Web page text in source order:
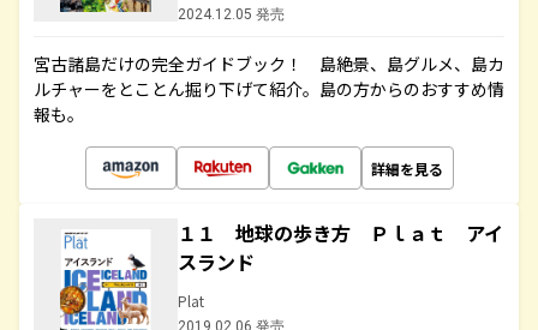
2024.12.05 発売
宮古諸島だけの完全ガイドブック！ 島絶景、島グルメ、島カ
ルチャーをとことん掘り下げて紹介。島の方からのおすすめ情
報も。
詳細を見る
１１ 地球の歩き方 Ｐｌａｔ アイ
スランド
Plat
2019.02.06 発売